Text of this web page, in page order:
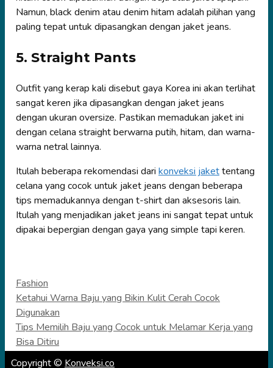
Namun, black denim atau denim hitam adalah pilihan yang
paling tepat untuk dipasangkan dengan jaket jeans.
5. Straight Pants
Outfit yang kerap kali disebut gaya Korea ini akan terlihat
sangat keren jika dipasangkan dengan jaket jeans
dengan ukuran oversize. Pastikan memadukan jaket ini
dengan celana straight berwarna putih, hitam, dan warna-
warna netral lainnya.
Itulah beberapa rekomendasi dari konveksi jakettentang
celana yang cocok untuk jaket jeans dengan beberapa
tips memadukannya dengan t-shirt dan aksesoris lain.
Itulah yang menjadikan jaket jeans ini sangat tepat untuk
dipakai bepergian dengan gaya yang simple tapi keren.
Categories
Fashion
Ketahui Warna Baju yang Bikin Kulit Cerah Cocok
Digunakan
Tips Memilih Baju yang Cocok untuk Melamar Kerja yang
Bisa Ditiru
Copyright © Konveksi.co